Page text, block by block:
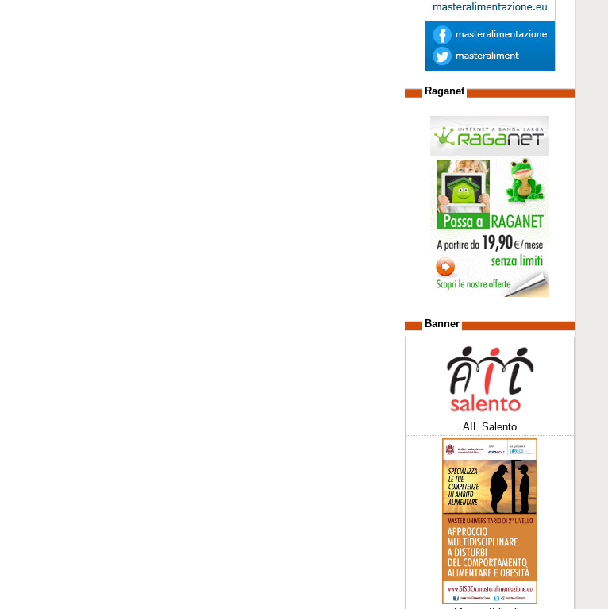
Raganet
Banner
AIL Salento